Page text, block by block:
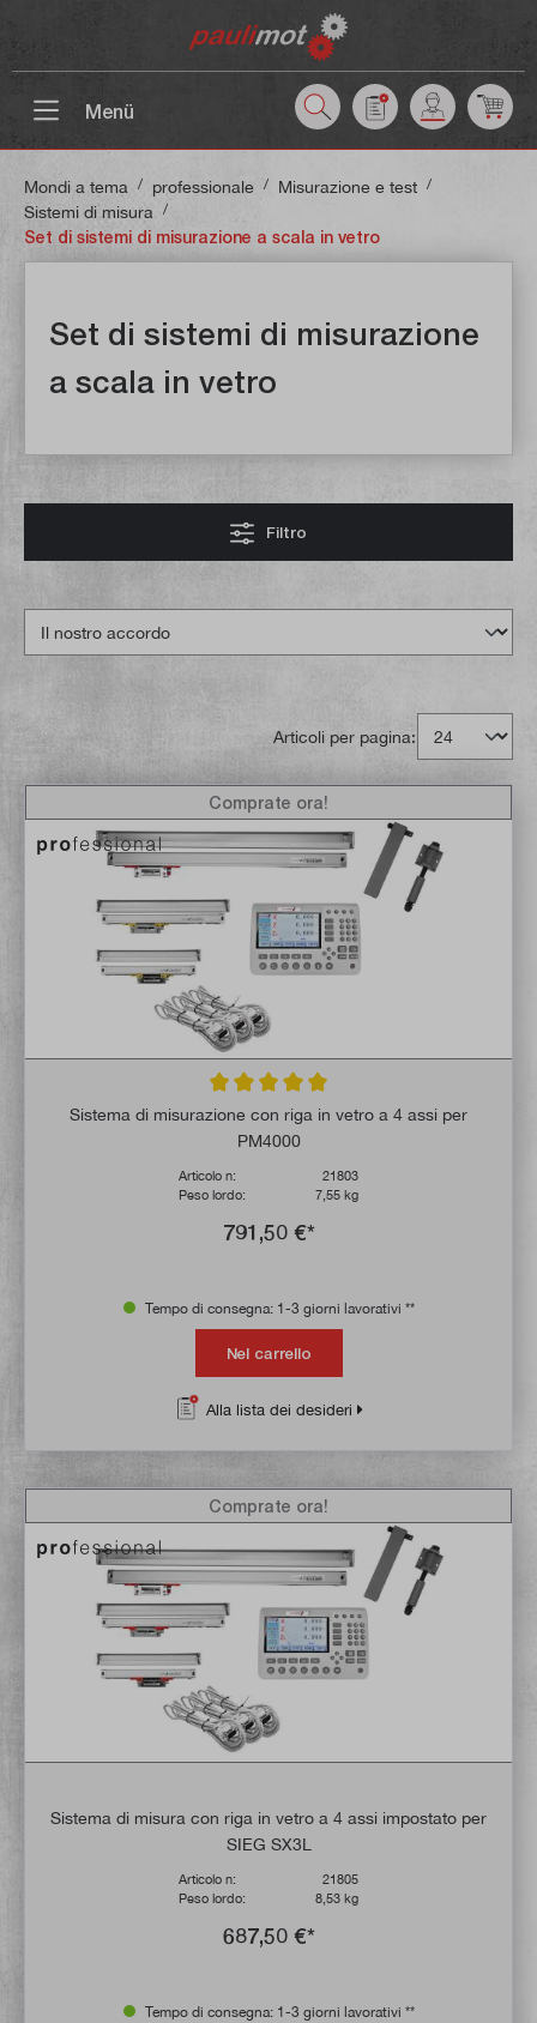
Menü
Mondi a tema / professionale / Misurazione e test /
Sistemi di misura /
Set di sistemi di misurazione a scala in vetro
Set di sistemi di misurazione
a scala in vetro
Filtro
Articoli per pagina:
Valutazione media di 5 su 5 stelle
Sistema di misurazione con riga in vetro a 4 assi per
PM4000
Articolo n:
21803
Peso lordo:
7,55 kg
791,50 €*
Comprate ora!
Tempo di consegna: 1-3 giorni lavorativi **
Nel carrello
Alla lista dei desideri
Sistema di misura con riga in vetro a 4 assi impostato per
SIEG SX3L
Articolo n:
21805
Peso lordo:
8,53 kg
687,50 €*
Comprate ora!
Tempo di consegna: 1-3 giorni lavorativi **